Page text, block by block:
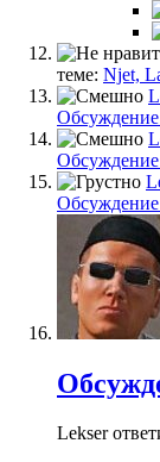
теме: Njet,
Lekser